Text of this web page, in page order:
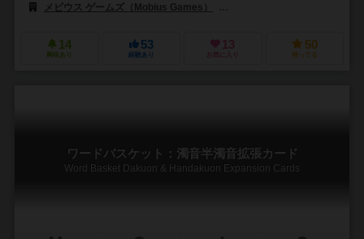
メビウス ゲームズ（Mobius Games）
14
興味あり
53
経験あり
13
お気に入り
50
持ってる
ワードバスケット：濁音半濁音拡張カード
Word Basket Dakuon & Handakuon Expansion Cards